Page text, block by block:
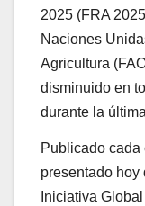
2025 (FRA
Naciones
Agricultura
disminuido en
durante la
Publicado cada
presentado hoy
Iniciativa